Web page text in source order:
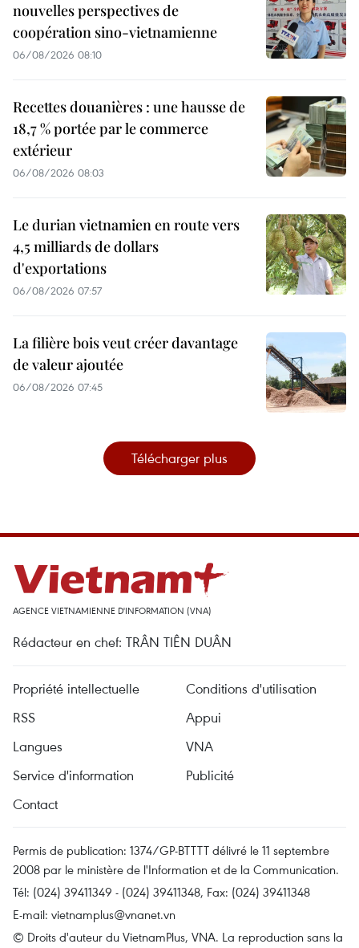
nouvelles perspectives de
coopération sino-vietnamienne
06/08/2026 08:10
Recettes douanières : une hausse de
18,7 % portée par le commerce
extérieur
06/08/2026 08:03
Le durian vietnamien en route vers
4,5 milliards de dollars
d'exportations
06/08/2026 07:57
La filière bois veut créer davantage
de valeur ajoutée
06/08/2026 07:45
Télécharger plus
AGENCE VIETNAMIENNE D'INFORMATION (VNA)
Rédacteur en chef: TRÂN TIÊN DUÂN
Propriété intellectuelle
Conditions d'utilisation
RSS
Appui
Langues
VNA
Service d'information
Publicité
Contact
Permis de publication: 1374/GP-BTTTT délivré le 11 septembre
2008 par le ministère de l'Information et de la Communication.
Tél: (024) 39411349 - (024) 39411348, Fax: (024) 39411348
E-mail: vietnamplus@vnanet.vn
© Droits d'auteur du VietnamPlus, VNA. La reproduction sans la